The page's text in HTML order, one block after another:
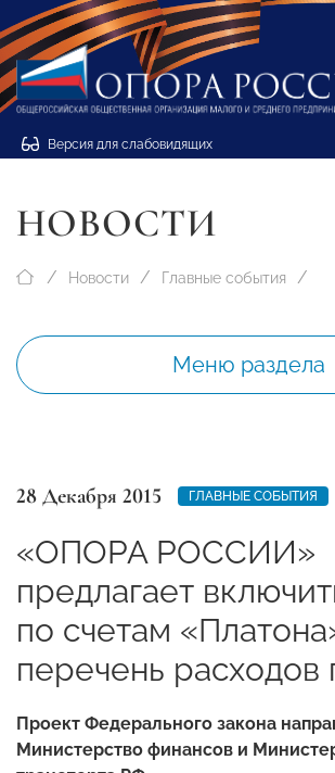
Версия для слабовидящих
НОВОСТИ
Новости Главные события
Меню раздела
28 Декабря 2015 ГЛАВНЫЕ СОБЫТИЯ
«ОПОРА РОССИИ»
предлагает
по счетам
перечень
Проект Федерального закона
Министерство финансов и